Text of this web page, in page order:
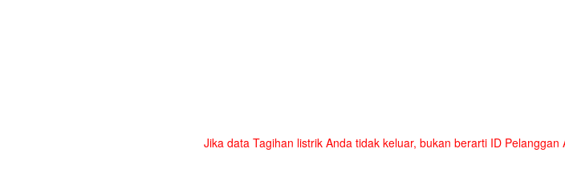
Jika data Tagihan listrik Anda tidak keluar, bukan berarti ID